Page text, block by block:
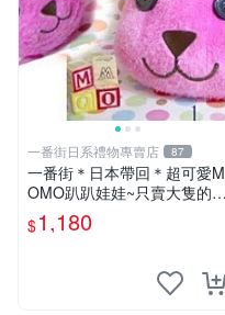
一番街日系禮物專賣店 87
一番街＊日本帶回＊超可愛M
OMO趴趴娃娃~只賣大隻的1
號~單隻價～生日禮物
$1,180